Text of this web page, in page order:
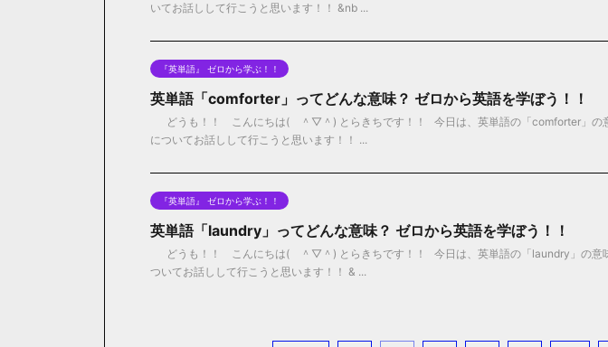
いてお話しして行こうと思います！！ &nb ...
『英単語』 ゼロから学ぶ！！
英単語「comforter」ってどんな意味？ ゼロから英語を学ぼう！！
どうも！！ こんにちは( ＾▽＾) とらきちです！！ 今日は、英単語の「comforter」の
についてお話しして行こうと思います！！ ...
『英単語』 ゼロから学ぶ！！
英単語「laundry」ってどんな意味？ ゼロから英語を学ぼう！！
どうも！！ こんにちは( ＾▽＾) とらきちです！！ 今日は、英単語の「laundry」の意
ついてお話しして行こうと思います！！ & ...